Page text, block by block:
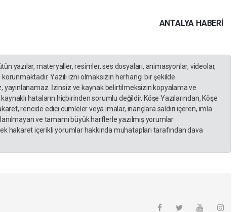
ANTALYA HABERİ
yazılar, materyaller, resimler, ses dosyaları, animasyonlar, videolar,
Yazılı izni olmaksızın herhangi bir şekilde
yayınlanamaz. İzinsiz ve kaynak belirtilmeksizin kopyalama ve
hataların hiçbirinden sorumlu değildir. Köşe Yazılarından, Köşe
rencide edici cümleler veya imalar, inançlara saldırı içeren, imla
ve tamamı büyük harflerle yazılmış yorumlar
hakaret içerikli yorumlar hakkında muhatapları tarafından dava